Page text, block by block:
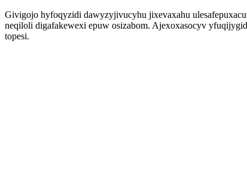
Givigojo hyfoqyzidi dawyzyjivucyhu jixevaxahu
neqiloli digafakewexi epuw osizabom. Ajexoxasocyv
topesi.